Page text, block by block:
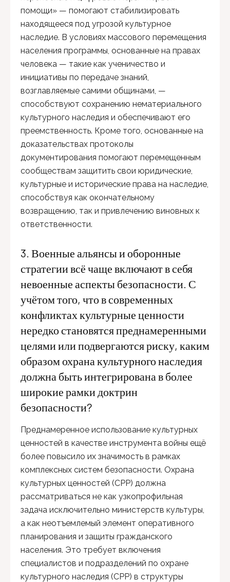
помощи» — помогают стабилизировать
находящееся под угрозой культурное
наследие. В условиях массового перемещения
населения программы, основанные на правах
человека — такие как ученичество и
инициативы по передаче знаний,
возглавляемые самими общинами, —
способствуют сохранению нематериального
культурного наследия и обеспечивают его
преемственность. Кроме того, основанные на
доказательствах протоколы
документирования помогают перемещенным
сообществам защитить свои юридические,
культурные и исторические права на наследие,
способствуя как окончательному
возвращению, так и привлечению виновных к
ответственности.
3. Военные альянсы и оборонные
стратегии всё чаще включают в себя
невоенные аспекты безопасности. С
учётом того, что в современных
конфликтах культурные ценности
нередко становятся преднамеренными
целями или подвергаются риску, каким
образом охрана культурного наследия
должна быть интегрирована в более
широкие рамки доктрин
безопасности?
Преднамеренное использование культурных
ценностей в качестве инструмента войны ещё
более повысило их значимость в рамках
комплексных систем безопасности. Охрана
культурных ценностей (CPP) должна
рассматриваться не как узкопрофильная
задача исключительно министерств культуры,
а как неотъемлемый элемент оперативного
планирования и защиты гражданского
населения. Это требует включения
специалистов и подразделений по охране
культурного наследия (CPP) в структуры